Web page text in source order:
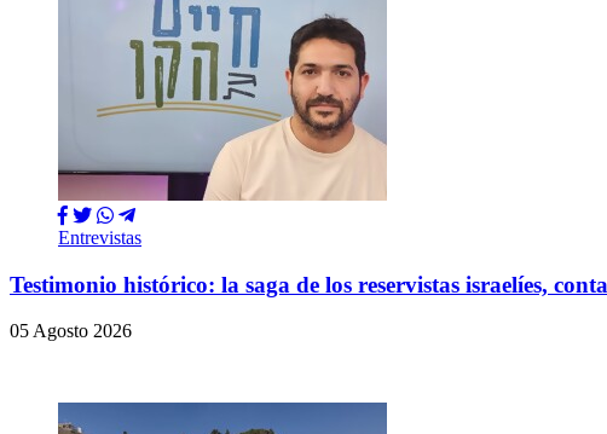
Entrevistas
Testimonio histórico: la saga de los reservistas israelíes,
05 Agosto 2026